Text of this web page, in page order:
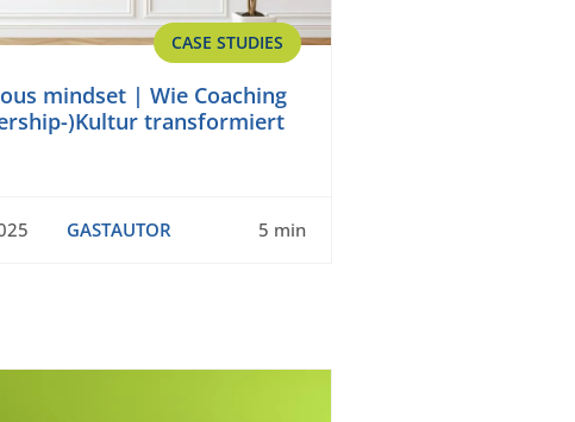
CASE STUDIES
mindset | Wie Coaching
)Kultur transformiert
GASTAUTOR 5 min